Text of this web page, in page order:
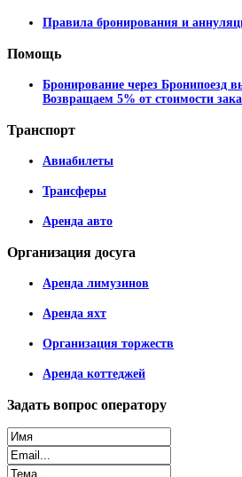
Правила бронирования и
Помощь
Бронирование через Бронипоезд
Возвращаем 5% от стоимости
Транспорт
Авиабилеты
Трансферы
Аренда авто
Организация досуга
Аренда лимузинов
Аренда яхт
Организация торжеств
Аренда коттеджей
Задать вопрос оператору